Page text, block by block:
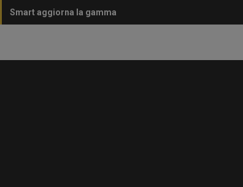
Smart aggiorna la gamma
Lunga vita alla Miura!